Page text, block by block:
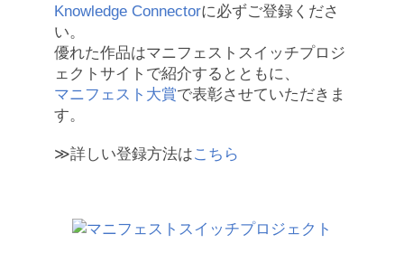
Knowledge Connectorに必ずご登録くださ
い。
優れた作品はマニフェストスイッチプロジ
ェクトサイトで紹介するとともに、
マニフェスト大賞で表彰させていただきま
す。
≫詳しい登録方法はこちら